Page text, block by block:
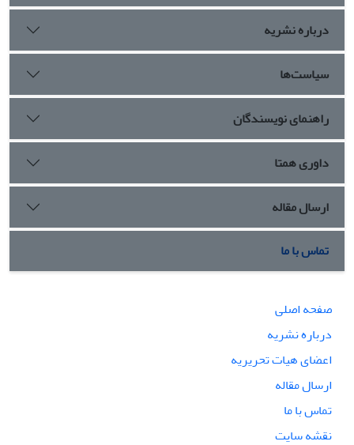
درباره نشریه
سیاست‌ها
راهنمای نویسندگان
داوری همتا
ارسال مقاله
تماس با ما
صفحه اصلی
درباره نشریه
اعضای هیات تحریریه
ارسال مقاله
تماس با ما
نقشه سایت